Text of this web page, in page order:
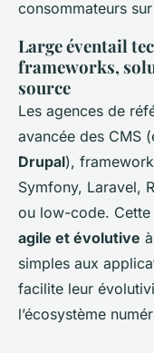
consommateurs
Large éventail
frameworks,
source
Les agences de
avancée des CMS (
Drupal),
Symfony, Laravel,
ou low-code. Cette
agile et évolutive
simples aux
facilite leur
l’écosystème